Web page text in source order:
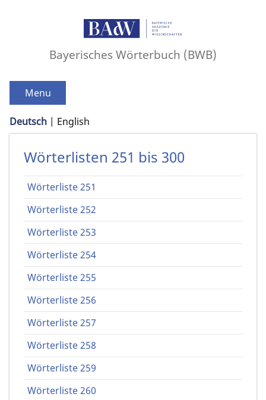
Bayerisches Wörterbuch (BWB)
Menu
Deutsch English
Wörterlisten 251 bis 300
Wörterliste 251
Wörterliste 252
Wörterliste 253
Wörterliste 254
Wörterliste 255
Wörterliste 256
Wörterliste 257
Wörterliste 258
Wörterliste 259
Wörterliste 260